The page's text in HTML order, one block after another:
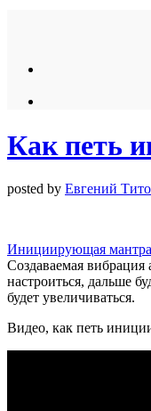
Как петь
posted by Евгений
Инициирующая мантра
Создаваемая
настроиться, дальше
будет увеличиваться.
Видео, как петь